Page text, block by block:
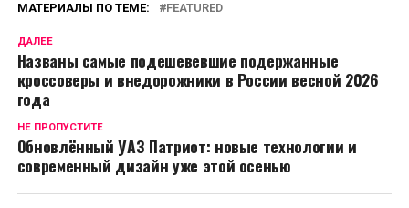
МАТЕРИАЛЫ ПО ТЕМЕ: FEATURED
ДАЛЕЕ
Названы самые подешевевшие подержанные
кроссоверы и внедорожники в России весной 2026
года
НЕ ПРОПУСТИТЕ
Обновлённый УАЗ Патриот: новые технологии и
современный дизайн уже этой осенью